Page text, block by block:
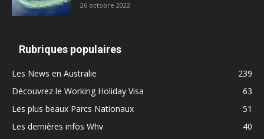
26 octobre 2022
Rubriques populaires
Les News en Australie
239
Découvrez le Working Holiday Visa
63
Les plus beaux Parcs Nationaux
51
Les dernières infos Whv
40